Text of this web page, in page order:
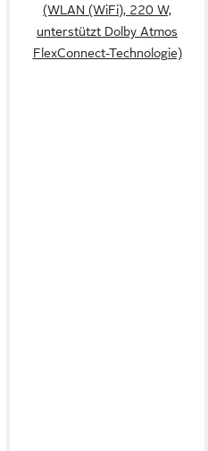
(WLAN (WiFi), 220 W,
unterstützt Dolby Atmos
FlexConnect-Technologie)